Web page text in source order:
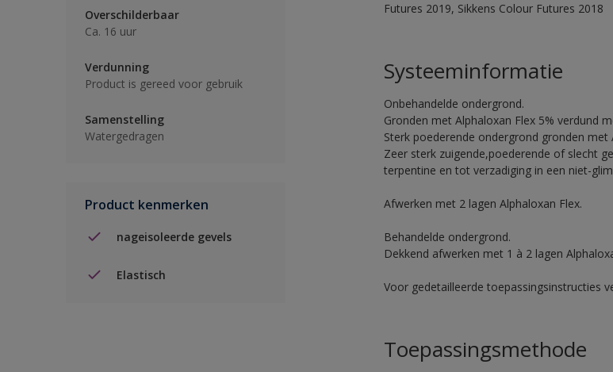
Overschilderbaar
Ca. 16 uur
Verdunning
Product is gereed voor gebruik
Samenstelling
Watergedragen
Product kenmerken
nageisoleerde gevels
Elastisch
Futures 2019, Sikkens Colour Futures 2018
Systeeminformatie
Onbehandelde ondergrond.
Gronden met Alphaloxan Flex 5% verdund
Sterk poederende ondergrond gronden met
Zeer sterk zuigende,poederende of slecht
terpentine en tot verzadiging in een niet-
Afwerken met 2 lagen Alphaloxan Flex.
Behandelde ondergrond.
Dekkend afwerken met 1 à 2 lagen
Voor gedetailleerde toepassingsinstructies
Toepassingsmethode